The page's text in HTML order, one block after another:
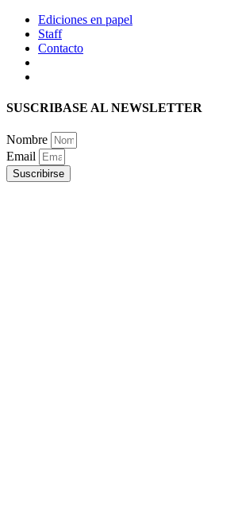
Ediciones en papel
Staff
Contacto
SUSCRIBASE AL NEWSLETTER
Nombre
Email
Suscribirse